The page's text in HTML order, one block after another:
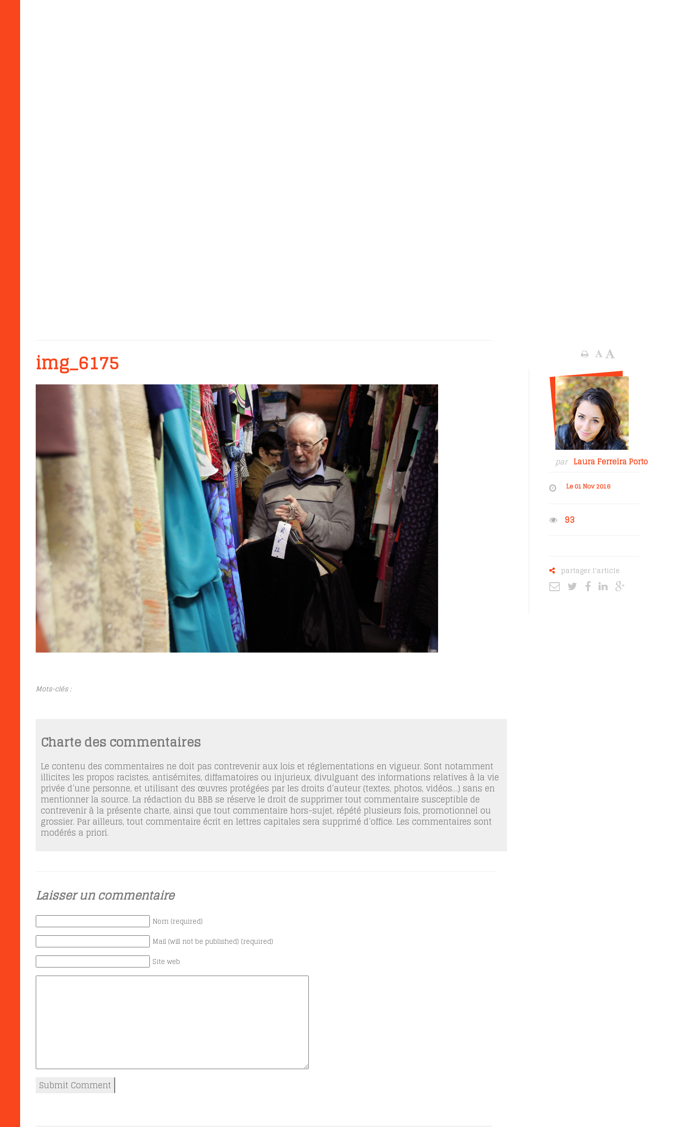
img_6175
Mots-clés :
Charte des commentaires
Le contenu des commentaires ne doit pas contrevenir aux lois et réglementations en vigueur. Sont notamment
illicites les propos racistes, antisémites, diffamatoires ou injurieux, divulguant des informations relatives à la vie
privée d’une personne, et utilisant des œuvres protégées par les droits d’auteur (textes, photos, vidéos…) sans en
mentionner la source. La rédaction du BBB se réserve le droit de supprimer tout commentaire susceptible de
contrevenir à la présente charte, ainsi que tout commentaire hors-sujet, répété plusieurs fois, promotionnel ou
grossier. Par ailleurs, tout commentaire écrit en lettres capitales sera supprimé d’office. Les commentaires sont
modérés a priori.
Laisser un commentaire
Nom (required)
Mail (will not be published) (required)
Site web
par Laura Ferreira Porto
Le 01 Nov 2016
93
partager l'article